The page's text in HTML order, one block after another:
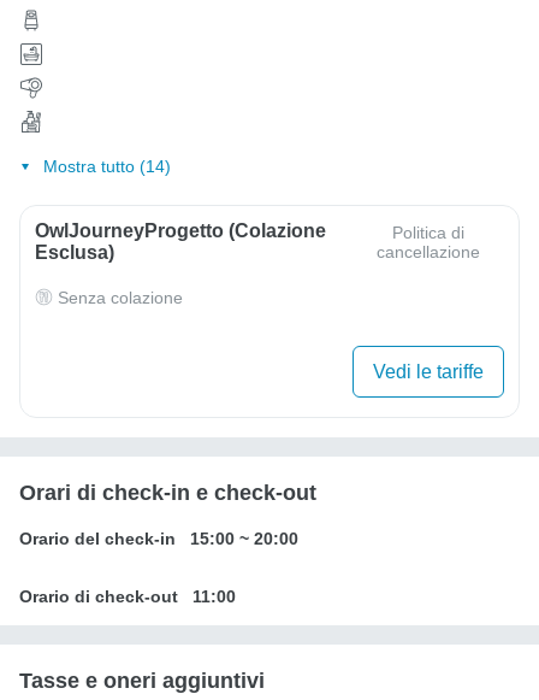
Mostra tutto (14)
OwlJourneyProgetto (colazione
Esclusa)
Politica di
cancellazione
Senza colazione
Vedi le tariffe
Orari di check-in e check-out
Orario del check-in 15:00 ~ 20:00
Orario di check-out 11:00
Tasse e oneri aggiuntivi